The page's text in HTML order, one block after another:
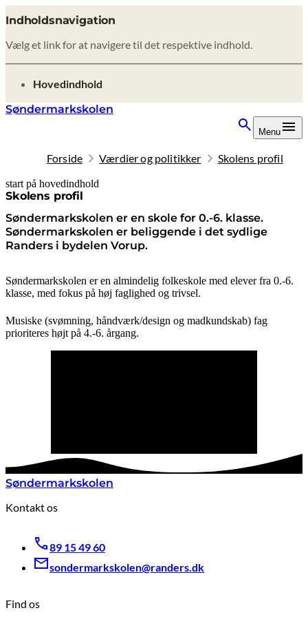
Indholdsnavigation
Vælg et link for at navigere til det respektive indhold.
gå til
Hovedindhold
Søndermarkskolen
Menu
Forside Værdier og politikker Skolens profil
start på hovedindhold
Skolens profil
Søndermarkskolen er en skole for 0.-6. klasse.
Søndermarkskolen er beliggende i det sydlige
Randers i bydelen Vorup.
senest opdateret 6. august 2026
Søndermarkskolen er en almindelig folkeskole med elever fra 0.-6.
klasse, med fokus på høj faglighed og trivsel.
Musiske (svømning, håndværk/design og madkundskab) fag
prioriteres højt på 4.-6. årgang.
Søndermarkskolen
Kontakt os
89 15 49 60
sondermarkskolen@randers.dk
Find os